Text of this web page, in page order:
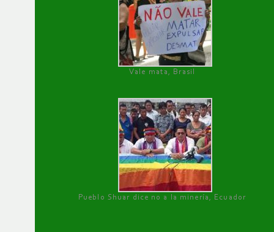
Vale mata, Brasil
Pueblo Shuar dice no a la minería, Ecuador